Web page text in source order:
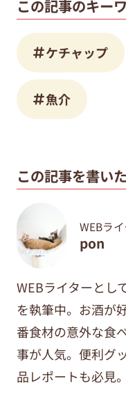
この記事のキー
ケチャップ
魚介
この記事を書い
WEBラ
pon
WEBライターとし
を執筆中。 お酒が
番食材の意外な食
事が人気。便利グ
品レポートも必見。